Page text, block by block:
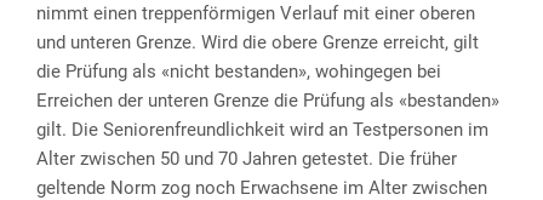
nimmt einen treppenförmigen Verlauf mit einer oberen
und unteren Grenze. Wird die obere Grenze erreicht, gilt
die Prüfung als «nicht bestanden», wohingegen bei
Erreichen der unteren Grenze die Prüfung als «bestanden»
gilt. Die Seniorenfreundlichkeit wird an Testpersonen im
Alter zwischen 50 und 70 Jahren getestet. Die früher
geltende Norm zog noch Erwachsene im Alter zwischen